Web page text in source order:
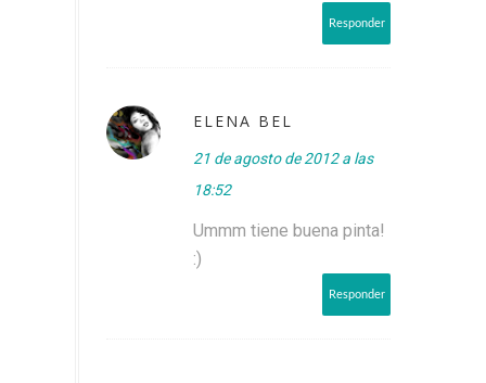
Responder
ELENA BEL
21 de agosto de 2012 a las
18:52
Ummm tiene buena pinta!
:)
Responder